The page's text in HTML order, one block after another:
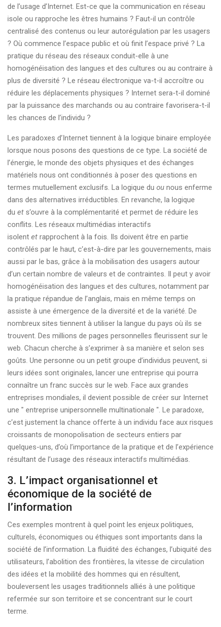
de l’usage d’Internet. Est-ce que la communication en réseau
isole ou rapproche les êtres humains ? Faut-il un contrôle
centralisé des contenus ou leur autorégulation par les usagers
? Où commence l’espace public et où finit l’espace privé ? La
pratique du réseau des réseaux conduit-elle à une
homogénéisation des langues et des cultures ou au contraire à
plus de diversité ? Le réseau électronique va-t-il accroître ou
réduire les déplacements physiques ? Internet sera-t-il dominé
par la puissance des marchands ou au contraire favorisera-t-il
les chances de l’individu ?
Les paradoxes d’Internet tiennent à la logique binaire employée
lorsque nous posons des questions de ce type. La société de
l’énergie, le monde des objets physiques et des échanges
matériels nous ont conditionnés à poser des questions en
termes mutuellement exclusifs. La logique du ou nous enferme
dans des alternatives irréductibles. En revanche, la logique
du et s’ouvre à la complémentarité et permet de réduire les
conflits. Les réseaux multimédias interactifs
isolent et rapprochent à la fois. Ils doivent être en partie
contrôlés par le haut, c’est-à-dire par les gouvernements, mais
aussi par le bas, grâce à la mobilisation des usagers autour
d’un certain nombre de valeurs et de contraintes. Il peut y avoir
homogénéisation des langues et des cultures, notamment par
la pratique répandue de l’anglais, mais en même temps on
assiste à une émergence de la diversité et de la variété. De
nombreux sites tiennent à utiliser la langue du pays où ils se
trouvent. Des millions de pages personnelles fleurissent sur le
web. Chacun cherche à s’exprimer à sa manière et selon ses
goûts. Une personne ou un petit groupe d’individus peuvent, si
leurs idées sont originales, lancer une entreprise qui pourra
connaître un franc succès sur le web. Face aux grandes
entreprises mondiales, il devient possible de créer sur Internet
une " entreprise unipersonnelle multinationale ". Le paradoxe,
c’est justement la chance offerte à un individu face aux risques
croissants de monopolisation de secteurs entiers par
quelques-uns, d’où l’importance de la pratique et de l’expérience
résultant de l’usage des réseaux interactifs multimédias.
3. L’impact organisationnel et
économique de la société de
l’information
Ces exemples montrent à quel point les enjeux politiques,
culturels, économiques ou éthiques sont importants dans la
société de l’information. La fluidité des échanges, l’ubiquité des
utilisateurs, l’abolition des frontières, la vitesse de circulation
des idées et la mobilité des hommes qui en résultent,
bouleversent les usages traditionnels alliés à une politique
refermée sur son territoire et se concentrant sur le court
terme.